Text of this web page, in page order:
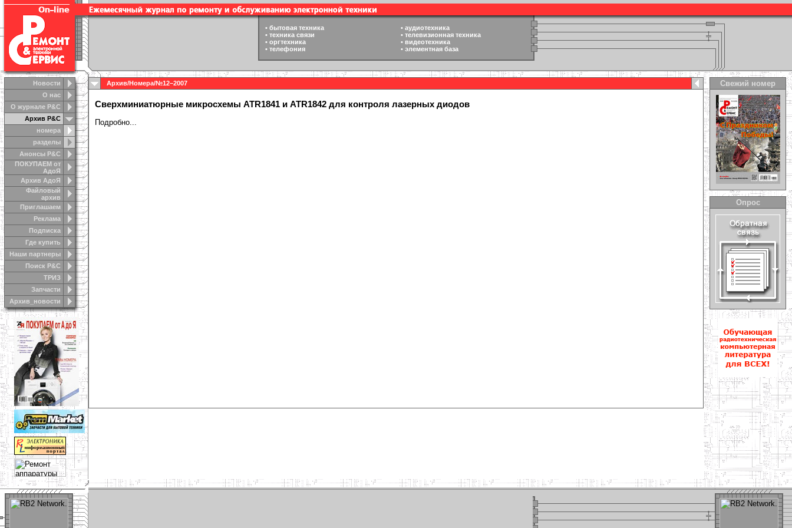
Новости
О нас
О журнале Р&С
Архив Р&С
номера
разделы
Анонсы Р&C
ПОКУПАЕМ от
АдоЯ
Архив АдоЯ
Файловый
архив
Приглашаем
Реклама
Подписка
Где купить
Наши партнеры
Поиск Р&С
ТРИЗ
Запчасти
Архив_новости
• бытовая техника • аудиотехника
• техника связи • телевизионная техника
• оргтехника • видеотехника
• телефония • элементная база
Архив/Номера/№12–2007
Сверхминиатюрные микросхемы ATR1841 и ATR1842 для контроля лазерных диодов
Подробно...
Свежий номер
Опрос